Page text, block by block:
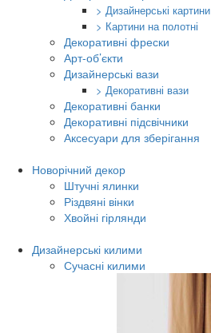
> Дизайнерські картини
> Картини на полотні
Декоративні фрески
Арт-об’єкти
Дизайнерські вази
> Декоративні вази
Декоративні банки
Декоративні підсвічники
Аксесуари для зберігання
Новорічний декор
Штучні ялинки
Різдвяні вінки
Хвойні гірлянди
Дизайнерські килими
Сучасні килими